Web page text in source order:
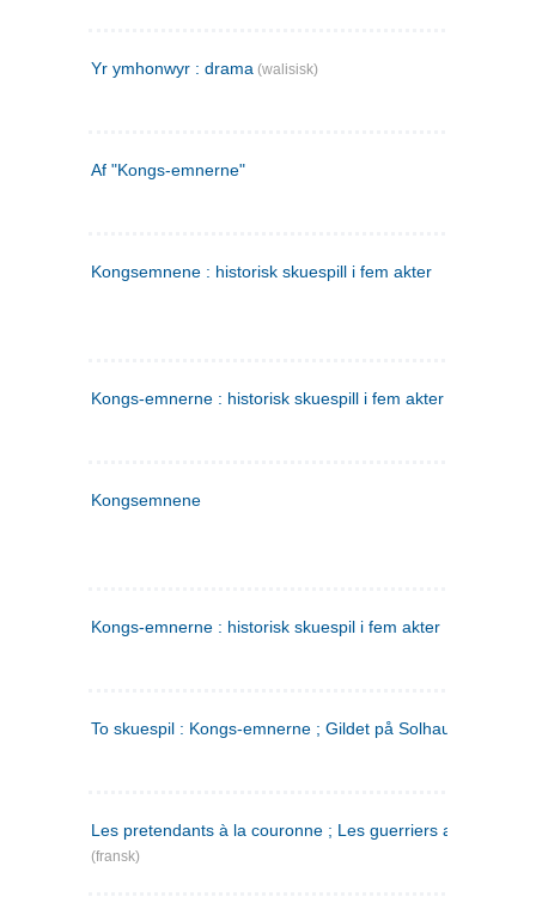
Yr ymhonwyr : drama (walisisk)
Af "Kongs-emnerne"
Kongsemnene : historisk skuespill i fem akter
Kongs-emnerne : historisk skuespill i fem akter
Kongsemnene
Kongs-emnerne : historisk skuespil i fem akter
To skuespil : Kongs-emnerne ; Gildet på Solhaug
Les pretendants à la couronne ; Les guerriers a Helgeland
(fransk)